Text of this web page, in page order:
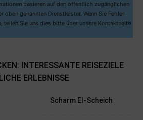
basieren auf den öffentlich zugänglichen
oben genannten Dienstleister. Wenn Sie Fehler
teilen Sie uns dies bitte über unsere Kontaktseite
INTERESSANTE REISEZIELE
ERLEBNISSE
Scharm El-Scheich